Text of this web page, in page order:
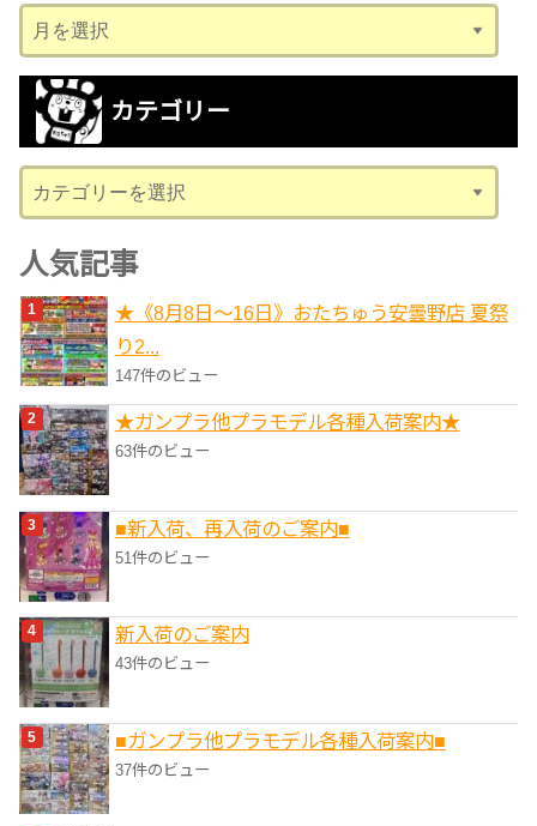
ー
カ
ブ
カテゴリー
テ
ゴ
リ
ー
人気記事
★《8月8日～16日》おたちゅう安曇野店 夏祭
り2...
147件のビュー
★ガンプラ他プラモデル各種入荷案内★
63件のビュー
■新入荷、再入荷のご案内■
51件のビュー
新入荷のご案内
43件のビュー
■ガンプラ他プラモデル各種入荷案内■
37件のビュー